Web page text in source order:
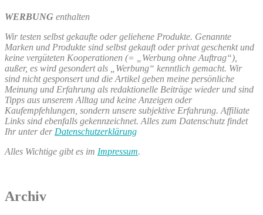
WERBUNG enthalten
Wir testen selbst gekaufte oder geliehene Produkte. Genannte
Marken und Produkte sind selbst gekauft oder privat geschenkt und
keine vergüteten Kooperationen (= „Werbung ohne Auftrag“),
außer, es wird gesondert als „Werbung“ kenntlich gemacht. Wir
sind nicht gesponsert und die Artikel geben meine persönliche
Meinung und Erfahrung als redaktionelle Beiträge wieder und sind
Tipps aus unserem Alltag und keine Anzeigen oder
Kaufempfehlungen, sondern unsere subjektive Erfahrung. Affiliate
Links sind ebenfalls gekennzeichnet. Alles zum Datenschutz findet
Ihr unter der Datenschutzerklärung
Alles Wichtige gibt es im Impressum.
Archiv